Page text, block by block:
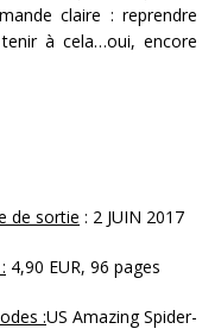
claire : reprendre
tenir à cela…oui, encore
de sortie : 2 JUIN 2017
4,90 EUR, 96 pages
:US Amazing Spider-